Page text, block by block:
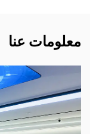
معلومات عنا